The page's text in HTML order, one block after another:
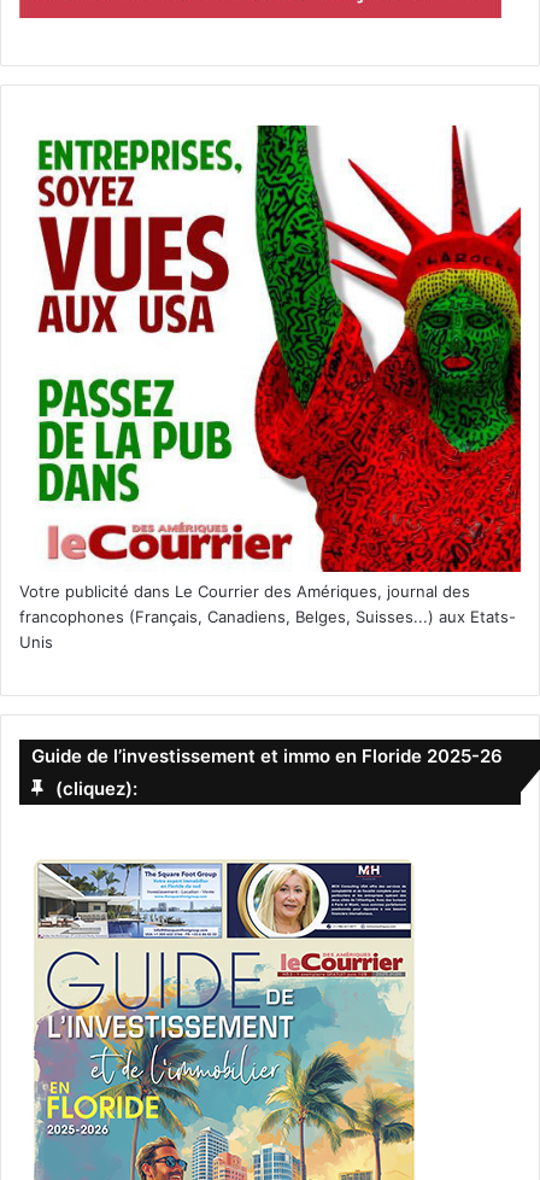
Votre publicité dans Le Courrier des Amériques, journal des
francophones (Français, Canadiens, Belges, Suisses...) aux Etats-
Unis
Guide de l’investissement et immo en Floride 2025-26
(cliquez):